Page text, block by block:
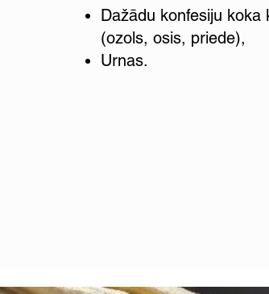
Dažādu konfesiju koka
(ozols, osis, priede),
Urnas.